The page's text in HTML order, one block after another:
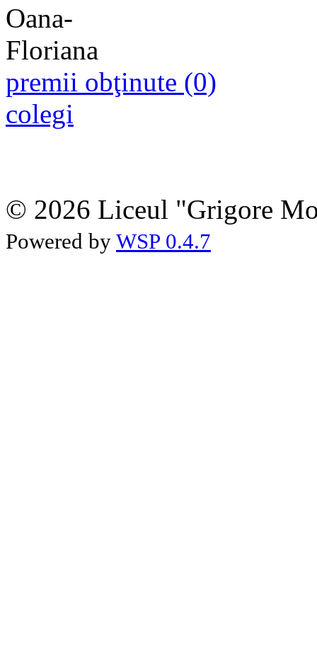
premii obţinute (0)
colegi
© 2026 Liceul "Grigore
Powered by WSP 0.4.7